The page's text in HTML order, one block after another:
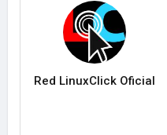
Red LinuxClick Oficial